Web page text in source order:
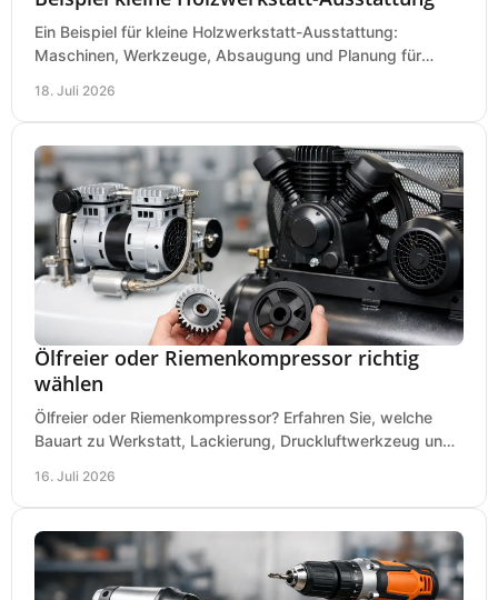
Ein Beispiel für kleine Holzwerkstatt-Ausstattung:
Maschinen, Werkzeuge, Absaugung und Planung für
18. Juli 2026
Ölfreier oder Riemenkompressor richtig
wählen
Ölfreier oder Riemenkompressor? Erfahren Sie, welche
Bauart zu Werkstatt, Lackierung, Druckluftwerkzeug und
16. Juli 2026